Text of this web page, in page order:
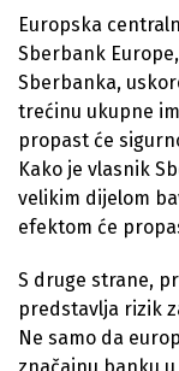
Europska
Sberbank
Sberbanka,
trećinu ukupne
propast će
Kako je vlasnik
velikim dijelom
efektom će
S druge strane,
predstavlja rizik
Ne samo da